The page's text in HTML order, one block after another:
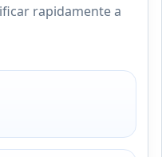
rapidamente a